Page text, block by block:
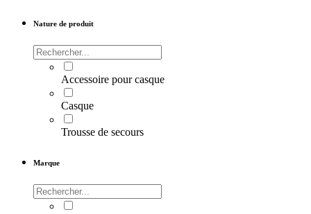
Nature de produit
Accessoire pour casque
Casque
Trousse de secours
Marque